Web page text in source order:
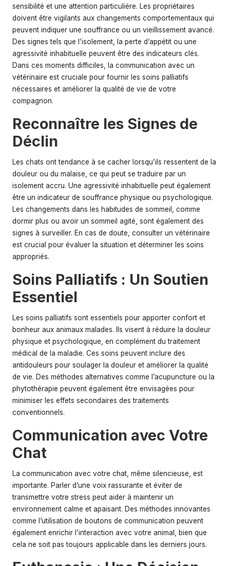
sensibilité et une attention particulière. Les propriétaires
doivent être vigilants aux changements comportementaux qui
peuvent indiquer une souffrance ou un vieillissement avancé.
Des signes tels que l’isolement, la perte d’appétit ou une
agressivité inhabituelle peuvent être des indicateurs clés.
Dans ces moments difficiles, la communication avec un
vétérinaire est cruciale pour fournir les soins palliatifs
nécessaires et améliorer la qualité de vie de votre
compagnon.
Reconnaître les Signes de
Déclin
Les chats ont tendance à se cacher lorsqu’ils ressentent de la
douleur ou du malaise, ce qui peut se traduire par un
isolement accru. Une agressivité inhabituelle peut également
être un indicateur de souffrance physique ou psychologique.
Les changements dans les habitudes de sommeil, comme
dormir plus ou avoir un sommeil agité, sont également des
signes à surveiller. En cas de doute, consulter un vétérinaire
est crucial pour évaluer la situation et déterminer les soins
appropriés.
Soins Palliatifs : Un Soutien
Essentiel
Les soins palliatifs sont essentiels pour apporter confort et
bonheur aux animaux malades. Ils visent à réduire la douleur
physique et psychologique, en complément du traitement
médical de la maladie. Ces soins peuvent inclure des
antidouleurs pour soulager la douleur et améliorer la qualité
de vie. Des méthodes alternatives comme l’acupuncture ou la
phytothérapie peuvent également être envisagées pour
minimiser les effets secondaires des traitements
conventionnels.
Communication avec Votre
Chat
La communication avec votre chat, même silencieuse, est
importante. Parler d’une voix rassurante et éviter de
transmettre votre stress peut aider à maintenir un
environnement calme et apaisant. Des méthodes innovantes
comme l’utilisation de boutons de communication peuvent
également enrichir l’interaction avec votre animal, bien que
cela ne soit pas toujours applicable dans les derniers jours.